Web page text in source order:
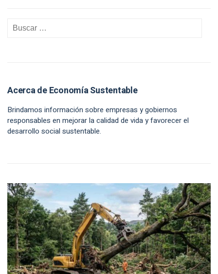
Acerca de Economía Sustentable
Brindamos información sobre empresas y gobiernos
responsables en mejorar la calidad de vida y favorecer el
desarrollo social sustentable.